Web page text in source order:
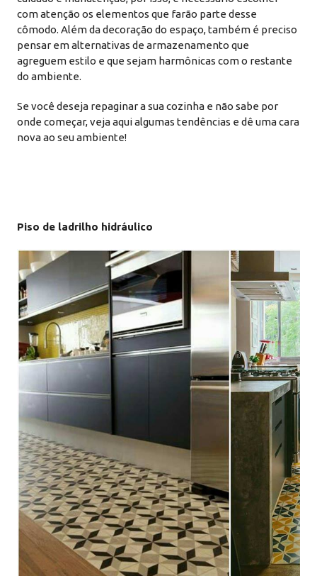
com atenção os elementos que farão parte desse
cômodo. Além da decoração do espaço, também é preciso
pensar em alternativas de armazenamento que
agreguem estilo e que sejam harmônicas com o restante
do ambiente.
Se você deseja repaginar a sua cozinha e não sabe por
onde começar, veja aqui algumas tendências e dê uma cara
nova ao seu ambiente!
Piso de ladrilho hidráulico